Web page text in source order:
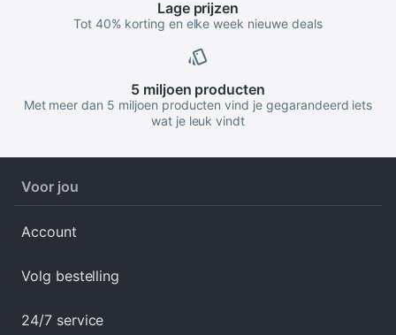
Lageprijzen
Tot 40% korting en elke week nieuwe deals
5 miljoen producten
Met meer dan 5 miljoen producten vind je gegarandeerd iets
wat je leuk vindt
Voor jou
Account
Volg bestelling
24/7 service